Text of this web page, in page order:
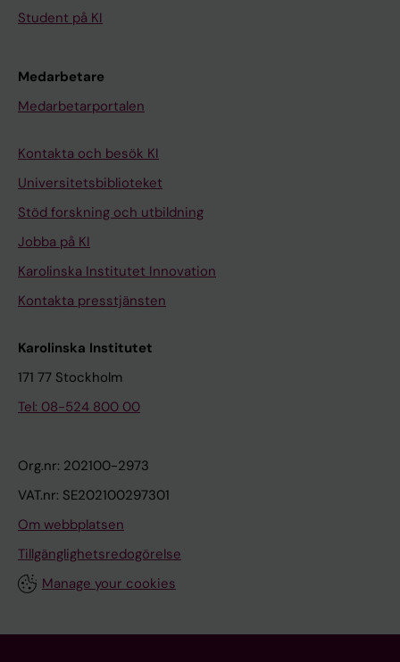
Student på KI
Medarbetare
Medarbetarportalen
Kontakta och besök KI
Universitetsbiblioteket
Stöd forskning och utbildning
Jobba på KI
Karolinska Institutet Innovation
Kontakta presstjänsten
Karolinska Institutet
171 77 Stockholm
Tel: 08-524 800 00
Org.nr: 202100-2973
VAT.nr: SE202100297301
Om webbplatsen
Tillgänglighetsredogörelse
Manage your cookies